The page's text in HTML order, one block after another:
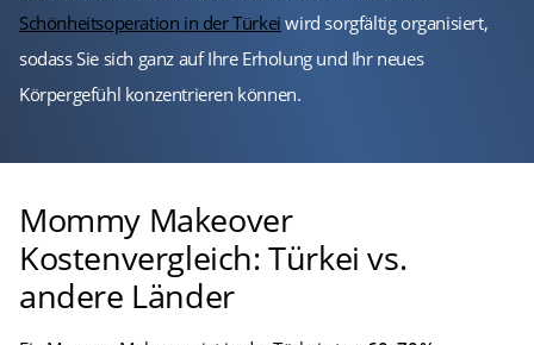
Schönheitsoperation in der Türkei wird sorgfältig organisiert,
sodass Sie sich ganz auf Ihre Erholung und Ihr neues
Körpergefühl konzentrieren können.
Mommy Makeover
Kostenvergleich: Türkei vs.
andere Länder